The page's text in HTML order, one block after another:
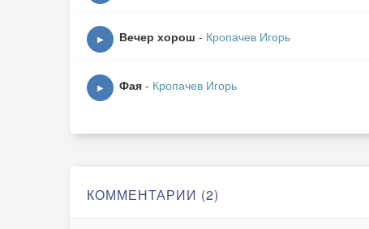
▶ Вечер хорош - Кропачев Игорь
▶ Фая - Кропачев Игорь
КОММЕНТАРИИ (2)